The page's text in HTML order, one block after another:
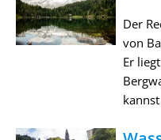
Der
von
Er
kannst